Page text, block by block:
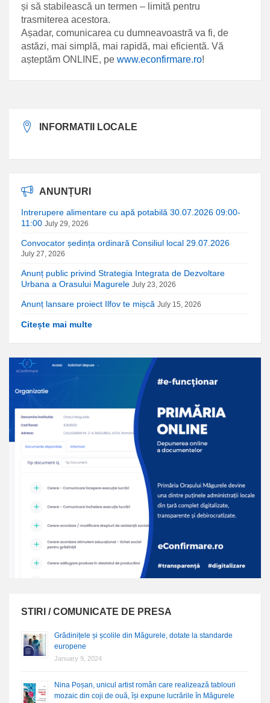
și să stabilească un termen – limită pentru
trasmiterea acestora.
Așadar, comunicarea cu dumneavoastră va fi, de
astăzi, mai simplă, mai rapidă, mai eficientă. Vă
așteptăm ONLINE, pe www.econfirmare.ro!
INFORMATII LOCALE
ANUNȚURI
Intrerupere alimentare cu apă potabilă 30.07.2026 09:00-
11:00 July 29, 2026
Convocator ședința ordinară Consiliul local 29.07.2026
July 27, 2026
Anunț public privind Strategia Integrata de Dezvoltare
Urbana a Orasului Magurele July 23, 2026
Anunț lansare proiect Ilfov te mișcă July 15, 2026
Citește mai multe
STIRI / COMUNICATE DE PRESA
Grădinițele și școlile din Măgurele, dotate la standarde
europene
January 9, 2024
Nina Poșan, unicul artist român care realizează tablouri
mozaic din coji de ouă, își expune lucrările în Măgurele